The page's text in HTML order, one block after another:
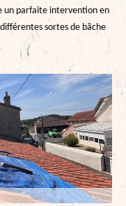
un parfaite intervention en
sortes de bâche